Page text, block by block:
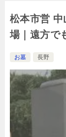
松本市営 中
場｜遠方で
お墓 長野